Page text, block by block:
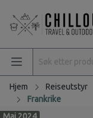
Hjem Reiseutstyr
Frankrike